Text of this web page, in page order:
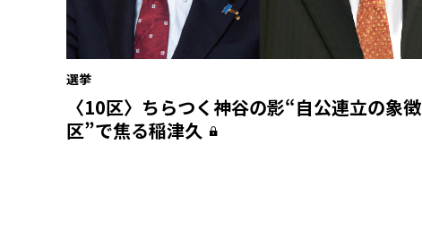
選挙
〈10区〉ちらつく神谷の影“自公連立の象徴
区”で焦る稲津久